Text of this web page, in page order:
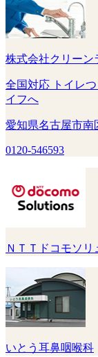
株式会社クリーン
全国対応 トイレ
イフへ
愛知県名古屋市南
0120-546593
ＮＴＴドコモソ
いとう耳鼻咽喉科